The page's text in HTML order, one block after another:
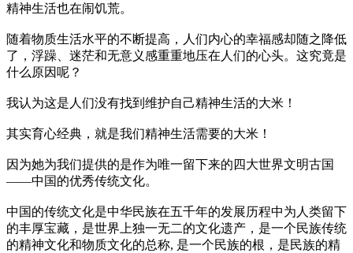
精神生活也在闹饥荒。
随着物质生活水平的不断提高，人们内心的幸福感却随之降低
了，浮躁、迷茫和无意义感重重地压在人们的心头。这究竟是
什么原因呢？
我认为这是人们没有找到维护自己精神生活的大米！
其实育心经典，就是我们精神生活需要的大米！
因为她为我们提供的是作为唯一留下来的四大世界文明古国
——中国的优秀传统文化。
中国的传统文化是中华民族在五千年的发展历程中为人类留下
的丰厚宝藏，是世界上独一无二的文化遗产，是一个民族传统
的精神文化和物质文化的总称, 是一个民族的根，是民族的精